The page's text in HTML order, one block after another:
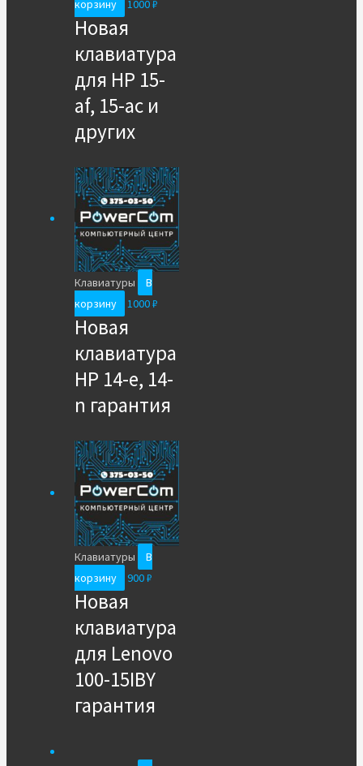
корзину
1000₽
Новая
клавиатура
для HP 15-
af, 15-ac и
других
Клавиатуры
В
корзину
1000₽
Новая
клавиатура
HP 14-e, 14-
n гарантия
Клавиатуры
В
корзину
900₽
Новая
клавиатура
для Lenovo
100-15IBY
гарантия